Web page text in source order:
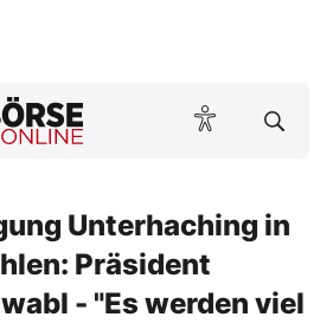
BÖRSE ONLINE lesen
Unterhaching in
Präsident
- "Es werden viel